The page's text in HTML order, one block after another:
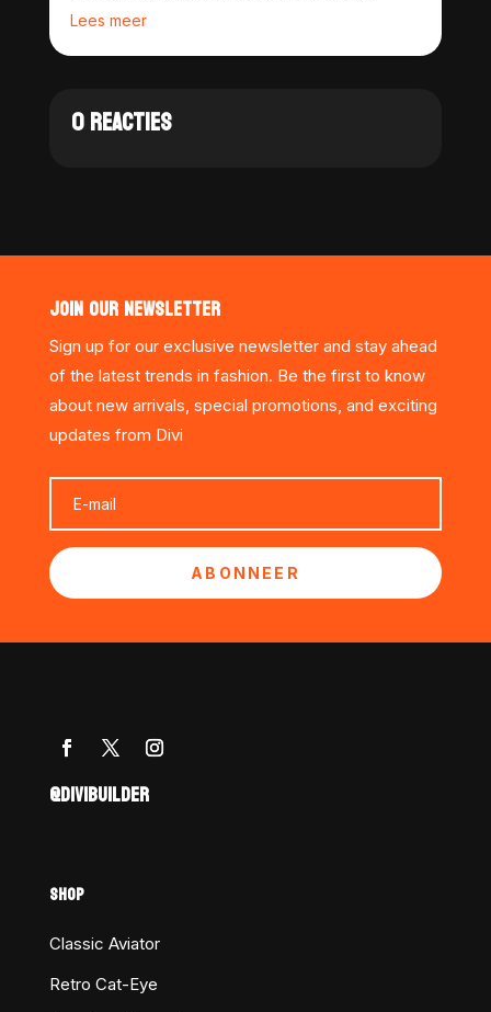
Lees meer
0 REACTIES
JOIN OUR NEWSLETTER
Sign up for our exclusive newsletter and stay ahead
of the latest trends in fashion. Be the first to know
about new arrivals, special promotions, and exciting
updates from Divi
ABONNEER
@DIVIBUILDER
SHOP
Classic Aviator
Retro Cat-Eye